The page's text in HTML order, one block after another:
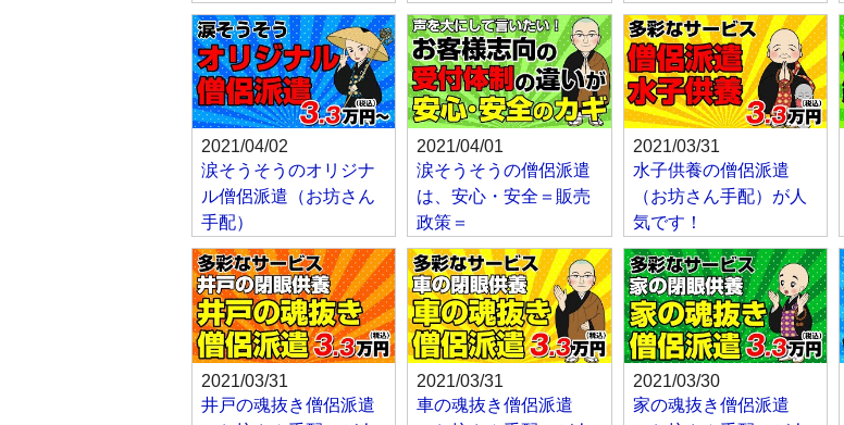
2021/04/02
涙そうそうのオリジナ
ル僧侶派遣（お坊さん
手配）
2021/04/01
涙そうそうの僧侶派遣
は、安心・安全＝販売
政策＝
2021/03/31
水子供養の僧侶派遣
（お坊さん手配）が人
気です！
2021/03/31
井戸の魂抜き僧侶派遣
2021/03/31
車の魂抜き僧侶派遣
2021/03/30
家の魂抜き僧侶派遣